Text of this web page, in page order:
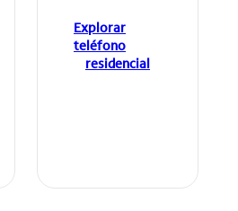
Explorar
teléfono
residencial